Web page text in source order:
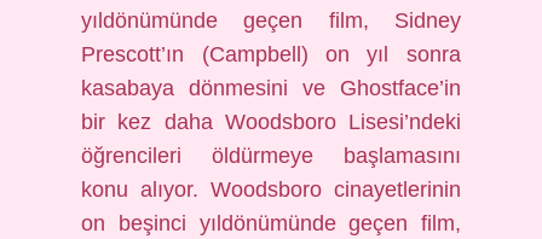
yıldönümünde geçen film, Sidney
Prescott’ın (Campbell) on yıl sonra
kasabaya dönmesini ve Ghostface’in
bir kez daha Woodsboro Lisesi’ndeki
öğrencileri öldürmeye başlamasını
konu alıyor. Woodsboro cinayetlerinin
on beşinci yıldönümünde geçen film,